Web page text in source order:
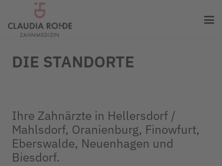
DIE STANDORTE
Ihre Zahnärzte in Hellersdorf /
Mahlsdorf, Oranienburg, Finowfurt,
Eberswalde, Neuenhagen und
Biesdorf.